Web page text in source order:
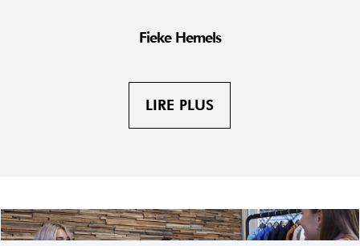
Fieke Hemels
LIRE PLUS